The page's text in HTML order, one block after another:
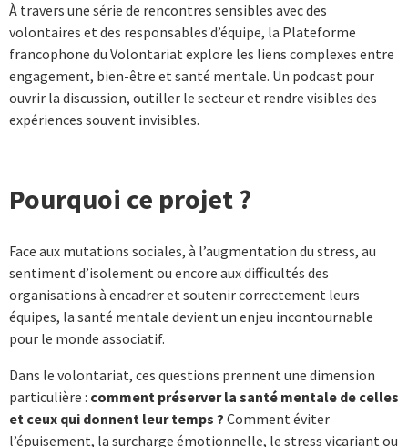
À travers une série de rencontres sensibles avec des
volontaires et des responsables d’équipe, la Plateforme
francophone du Volontariat explore les liens complexes entre
engagement, bien-être et santé mentale. Un podcast pour
ouvrir la discussion, outiller le secteur et rendre visibles des
expériences souvent invisibles.
Pourquoi ce projet ?
Face aux mutations sociales, à l’augmentation du stress, au
sentiment d’isolement ou encore aux difficultés des
organisations à encadrer et soutenir correctement leurs
équipes, la santé mentale devient un enjeu incontournable
pour le monde associatif.
Dans le volontariat, ces questions prennent une dimension
particulière : comment préserver la santé mentale de celles
et ceux qui donnent leur temps ? Comment éviter
l’épuisement, la surcharge émotionnelle, le stress vicariant ou